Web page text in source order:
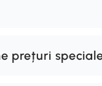
prețuri